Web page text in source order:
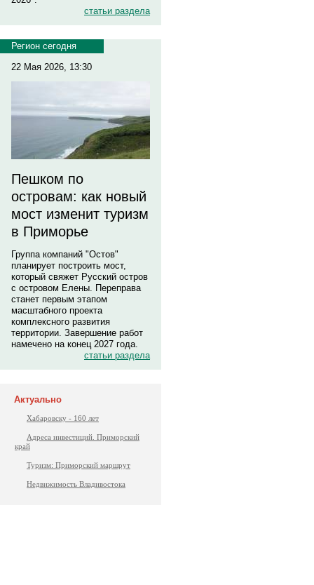
статьи раздела
Регион сегодня
22 Мая 2026, 13:30
Пешком по
островам: как новый
мост изменит туризм
в Приморье
Группа компаний "Остов"
планирует построить мост,
который свяжет Русский остров
с островом Елены. Переправа
станет первым этапом
масштабного проекта
комплексного развития
территории. Завершение работ
намечено на конец 2027 года.
статьи раздела
Актуально
Хабаровску - 160 лет
Адреса инвестиций. Приморский
край
Туризм: Приморский маршрут
Недвижимость Владивостока